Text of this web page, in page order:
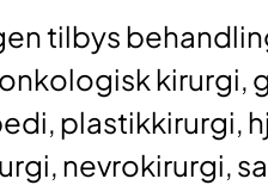
tilbys
kirurgi,
plastikkirurgi,
nevrokirurgi,